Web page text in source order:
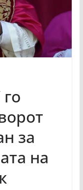
за
на